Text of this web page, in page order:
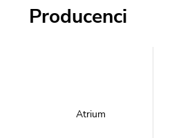
Producenci
Atrium